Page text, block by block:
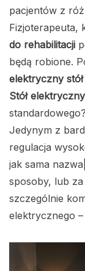
pacjentów z
Fizjoterapeuta,
do rehabilitacji
będą robione.
elektryczny
Stół
standardowego?
Jedynym z
regulacja
jak sama
sposoby, lub
szczególnie
elektrycznego